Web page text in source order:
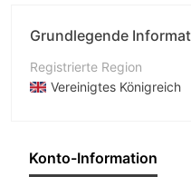
Grundlegende
Registrierte Region
Vereinigtes Königreich
Unternehmen
Konto-Information